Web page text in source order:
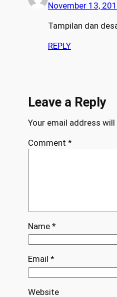
November 13,
Tampilan dan
REPLY
Leave a Reply
Your email address
Comment *
Name *
Email *
Website